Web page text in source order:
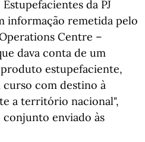
da PJ
informação remetida pelo
Centre –
dava conta de um
estupefaciente,
com destino à
a território nacional",
enviado às